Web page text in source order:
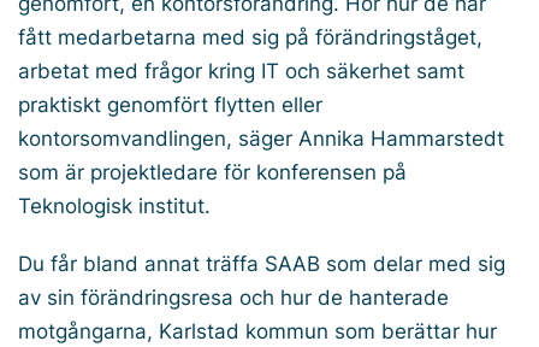
fått medarbetarna med sig på förändringståget,
arbetat med frågor kring IT och säkerhet samt
praktiskt genomfört flytten eller
kontorsomvandlingen, säger Annika Hammarstedt
som är projektledare för konferensen på
Teknologisk institut.
Du får bland annat träffa SAAB som delar med sig
av sin förändringsresa och hur de hanterade
motgångarna, Karlstad kommun som berättar hur